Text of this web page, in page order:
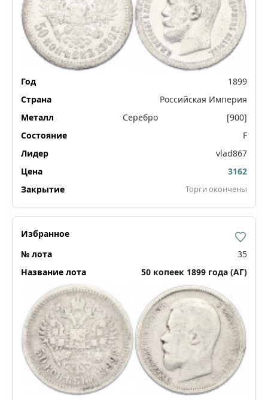
1899
Российская Империя
Серебро
[900]
F
vlad867
3162
Торги окончены
35
50 копеек 1899 года (АГ)